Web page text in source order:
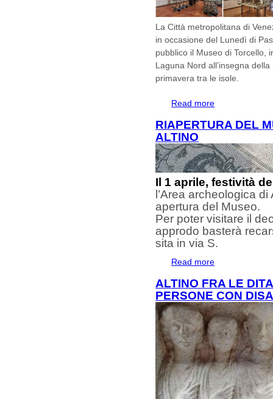
La Città metropolitana di
in occasione del Lunedì di
pubblico il Museo di Torcello,
Laguna Nord all’insegna
primavera tra le isole.
Read more
RIAPERTURA DEL
ALTINO
Il 1 aprile, festività
l’Area archeologica
apertura del Museo.
Per poter visitare il
approdo basterà
sita in via S.
Read more
ALTINO FRA LE
PERSONE CON